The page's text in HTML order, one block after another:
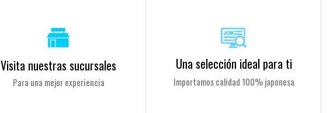
Visita nuestras sucursales
Para una mejor experiencia
Una selección ideal para ti
Importamos calidad 100% japonesa